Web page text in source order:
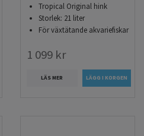
Tropical Original hink
Storlek: 21 liter
För växtätande akvariefiskar
1 099 kr
LÄS MER